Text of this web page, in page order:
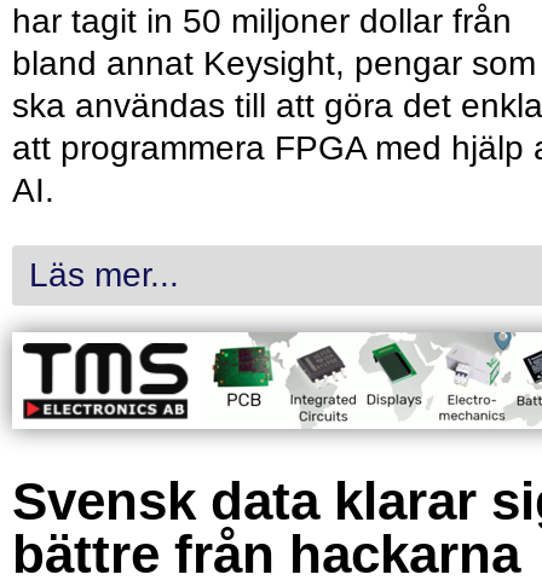
har tagit in 50 miljoner dollar från
bland annat Keysight, pengar som
ska användas till att göra det
att programmera FPGA med hjälp
AI.
Läs mer...
Svensk data klarar
bättre från hackarna